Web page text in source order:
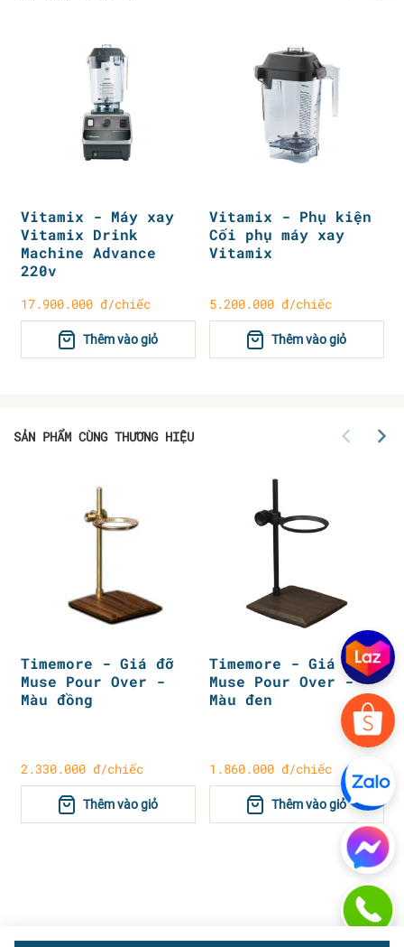
Vitamix - Máy xay
Vitamix Drink
Machine Advance
220v
17.900.000 đ/chiếc
Thêm vào giỏ
Vitamix - Phụ kiện
Cối phụ máy xay
Vitamix
5.200.000 đ/chiếc
Thêm vào giỏ
SẢN PHẨM CÙNG THƯƠNG HIỆU
Timemore - Giá đỡ
Muse Pour Over -
Màu đồng
2.330.000 đ/chiếc
Thêm vào giỏ
Timemore - Giá đỡ
Muse Pour Over -
Màu đen
1.860.000 đ/chiếc
Thêm vào giỏ